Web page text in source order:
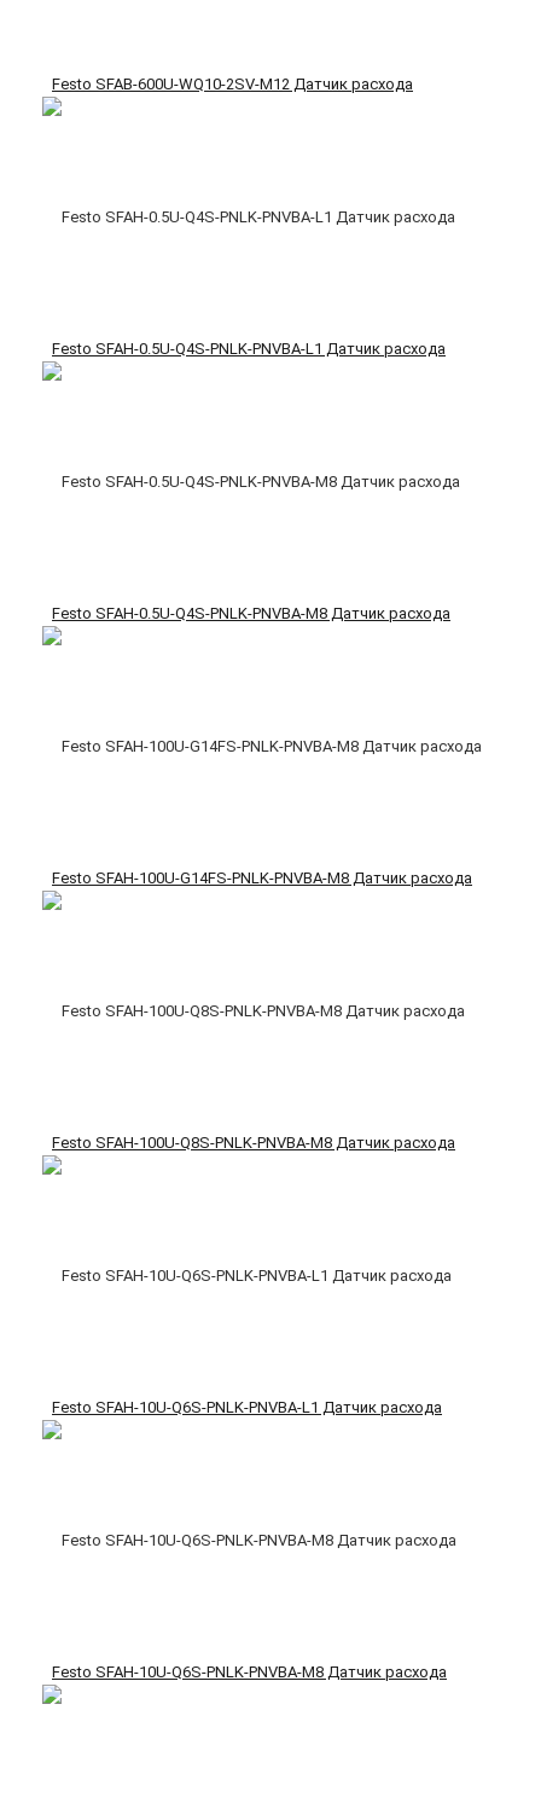
Festo SFAB-600U-WQ10-2SV-M12 Датчик расхода
Festo SFAH-0.5U-Q4S-PNLK-PNVBA-L1 Датчик расхода
Festo SFAH-0.5U-Q4S-PNLK-PNVBA-M8 Датчик расхода
Festo SFAH-100U-G14FS-PNLK-PNVBA-M8 Датчик расхода
Festo SFAH-100U-Q8S-PNLK-PNVBA-M8 Датчик расхода
Festo SFAH-10U-Q6S-PNLK-PNVBA-L1 Датчик расхода
Festo SFAH-10U-Q6S-PNLK-PNVBA-M8 Датчик расхода